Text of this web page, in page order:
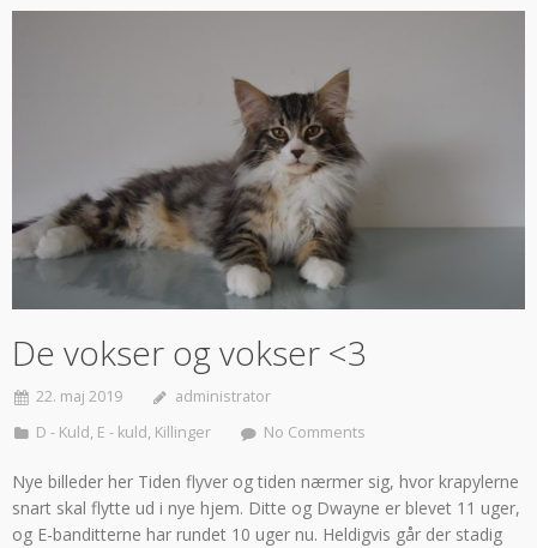
De vokser og vokser <3
22. maj 2019
administrator
D - Kuld, E - kuld, Killinger No Comments
Nye billeder her Tiden flyver og tiden nærmer sig, hvor krapylerne
snart skal flytte ud i nye hjem. Ditte og Dwayne er blevet 11 uger,
og E-banditterne har rundet 10 uger nu. Heldigvis går der stadig